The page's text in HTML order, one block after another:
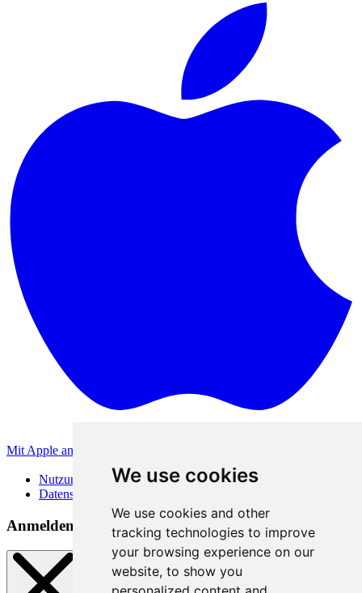
We use cookies
We use cookies and other
tracking technologies to improve
your browsing experience on our
website, to show you
Mit Apple anmelden
Nutzungsbedingungen
Datenschutzerklärung
Anmeldemethoden